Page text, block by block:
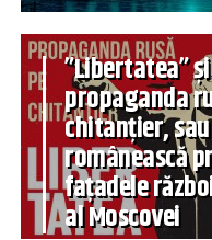
”Libertatea” și
propaganda
chitanțier,
românească
fațadele
al Moscovei